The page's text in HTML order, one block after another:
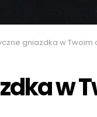
gniazdka w Twoim domu – jak
w